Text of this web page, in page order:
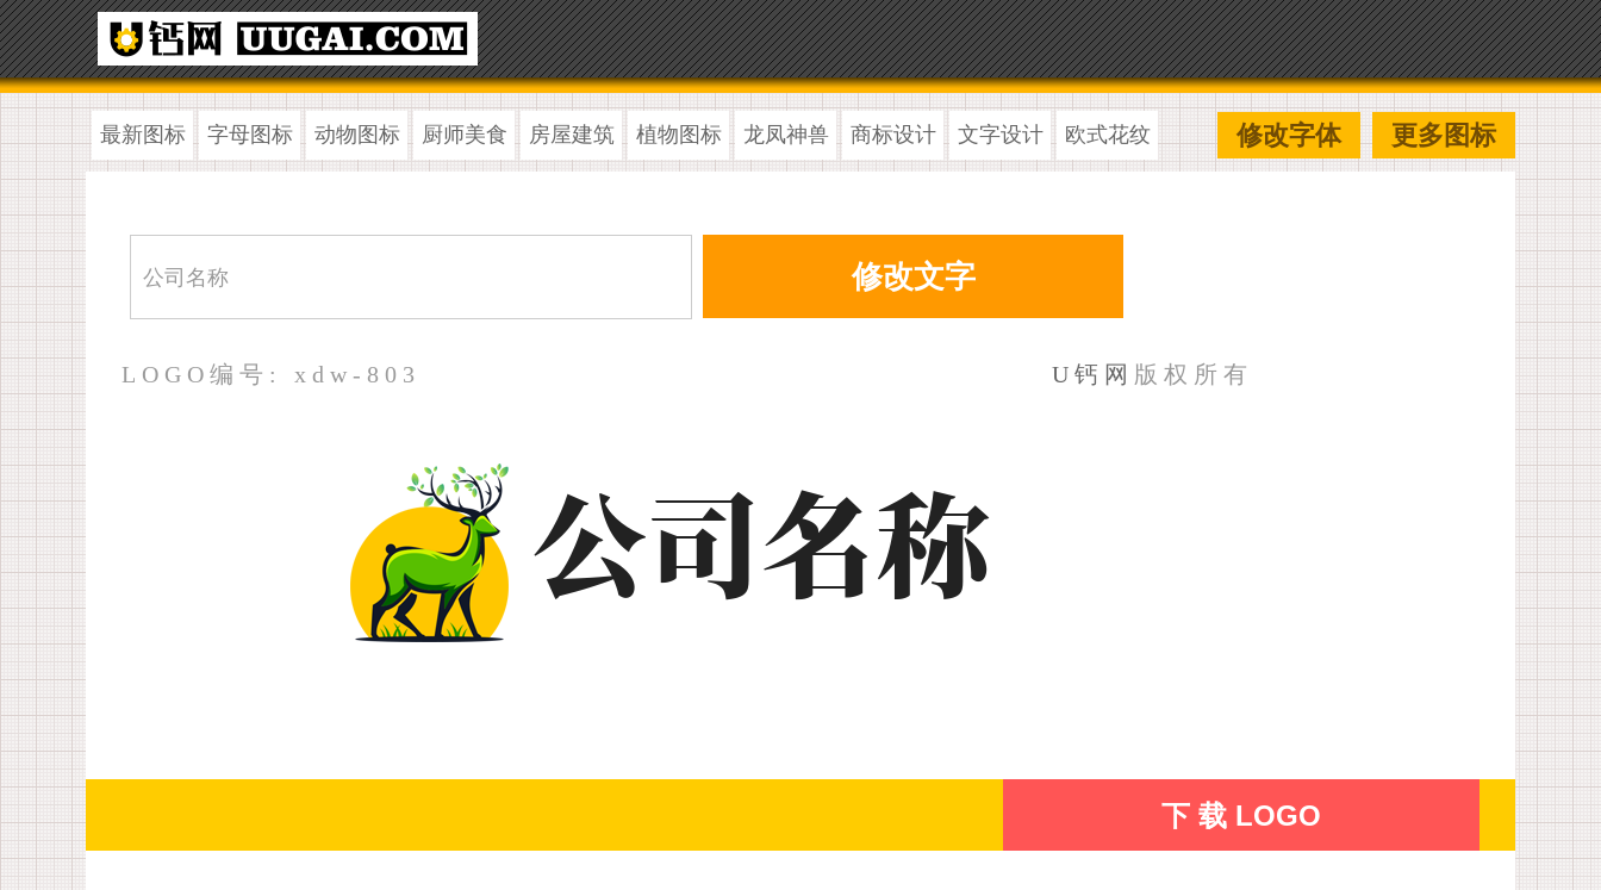
最新图标 字母图标 动物图标 厨师美食 房屋建筑 植物图标 龙凤神兽 商标设计 文字设计 欧式花纹 更多图标
修改字体
LOGO编号: xdw-803 U钙网 版权所有
下 载 LOGO